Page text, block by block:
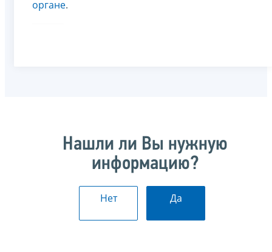
органе.
Нашли ли Вы нужную
информацию?
Нет Да